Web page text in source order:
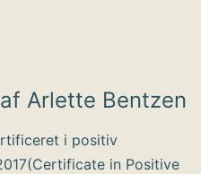
Arlette Bentzen
i positiv
in Positive